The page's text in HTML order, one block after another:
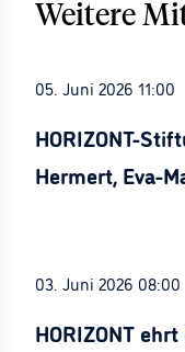
Weitere
05. Juni 2026 11:00
HORIZONT-
Hermert, Eva-
03. Juni 2026 08:00
HORIZONT